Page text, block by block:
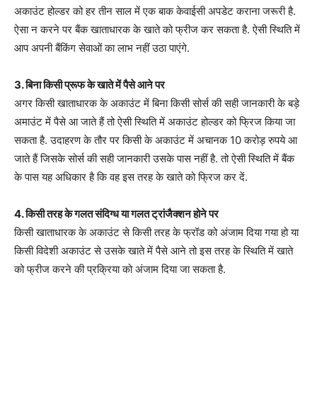
अकाउंट होल्डर को हर तीन साल में एक बाक केवाईसी अपडेट कराना जरूरी है.
ऐसा न करने पर बैंक खाताधारक के खाते को फ्रीज कर सकता है. ऐसी स्थिति में
आप अपनी बैंकिंग सेवाओं का लाभ नहीं उठा पाएंगे.
3. बिना किसी प्रूफ के खाते में पैसे आने पर
अगर किसी खाताधारक के अकाउंट में बिना किसी सोर्स की सही जानकारी के बड़े
अमाउंट में पैसे आ जाते हैं तो ऐसी स्थिति में अकाउंट होल्डर को फ्रिज किया जा
सकता है. उदाहरण के तौर पर किसी के अकाउंट में अचानक 10 करोड़ रुपये आ
जाते हैं जिसके सोर्स की सही जानकारी उसके पास नहीं है. तो ऐसी स्थिति में बैंक
के पास यह अधिकार है कि वह इस तरह के खाते को फ्रिज कर दें.
4. किसी तरह के गलत संदिग्ध या गलत ट्रांजैक्शन होने पर
किसी खाताधारक के अकाउंट से किसी तरह के फ्रॉड को अंजाम दिया गया हो या
किसी विदेशी अकाउंट से उसके खाते में पैसे आने तो इस तरह के स्थिति में खाते
को फ्रीज करने की प्रक्रिया को अंजाम दिया जा सकता है.